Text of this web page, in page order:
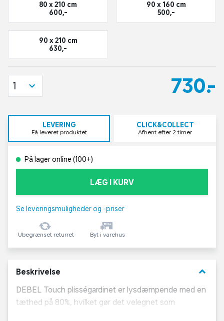
80 x 210 cm
600,-
90 x 160 cm
500,-
90 x 210 cm
630,-
730,-
1
LEVERING
Få leveret produktet
CLICK&COLLECT
Afhent efter 2 timer
På lager online (100+)
LÆG I KURV
Se leveringsmuligheder og -priser
Ubegrænset returret Byt i varehus
Beskrivelse keyboard_arrow_down
DEBEL Touch plisségardinet er lysdæmpende med en
tæthed på 80%, hvilket gør det velegnet som